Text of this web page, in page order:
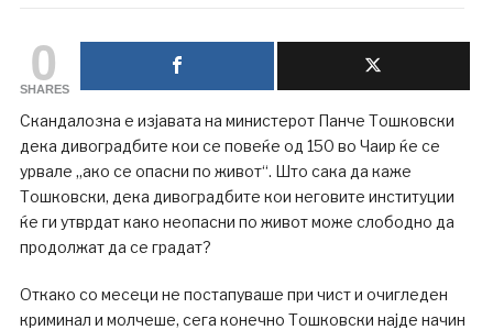
0
SHARES
Скандалозна е изјавата на министерот Панче Тошковски
дека дивоградбите кои се повеќе од 150 во Чаир ќе се
урвале „ако се опасни по живот“. Што сака да каже
Тошковски, дека дивоградбите кои неговите институции
ќе ги утврдат како неопасни по живот може слободно да
продолжат да се градат?
Откако со месеци не постапуваше при чист и очигледен
криминал и молчеше, сега конечно Тошковски најде начин